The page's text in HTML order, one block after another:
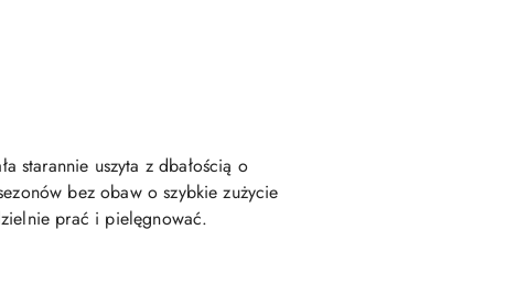
starannie uszyta z dbałością o
bez obaw o szybkie zużycie
prać i pielęgnować.